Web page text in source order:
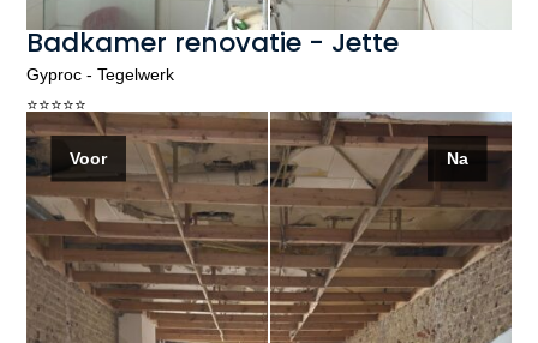
Badkamer renovatie - Jette
Gyproc - Tegelwerk
⭐️⭐️⭐️⭐️⭐️
Voor Na